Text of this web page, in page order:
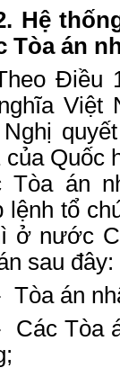
Hệ
Tòa án
Điều
Việt
của Quốc
Tòa án
lệnh tổ
ở nước
sau đây:
Tòa án
Các Tòa